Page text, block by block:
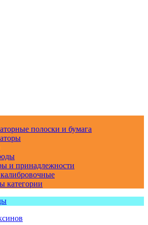
полоски и бумага
и принадлежности
категории